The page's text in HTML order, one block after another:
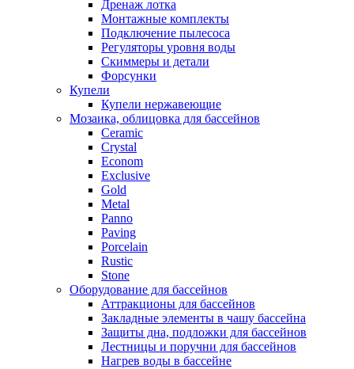
Дренаж лотка
Монтажные комплекты
Подключение пылесоса
Регуляторы уровня воды
Скиммеры и детали
Форсунки
Купели
Купели нержавеющие
Мозаика, облицовка для бассейнов
Ceramic
Crystal
Econom
Exclusive
Gold
Metal
Panno
Paving
Porcelain
Rustic
Stone
Оборудование для бассейнов
Аттракционы для бассейнов
Закладные элементы в чашу бассейна
Защиты дна, подложки для бассейнов
Лестницы и поручни для бассейнов
Нагрев воды в бассейне